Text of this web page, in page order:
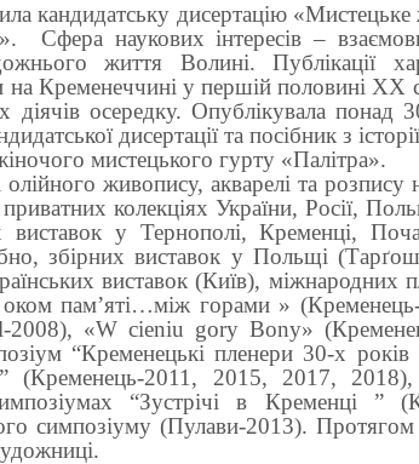
кандидатську дисертацію
Сфера наукових інтересів –
життя Волині. Публікації
на Кременеччині у першій половині ХХ
діячів осередку. Опублікувала понад
дисертації та посібник з
мистецького гурту «Палітра».
живопису, акварелі та розпису
колекціях України, Росії,
виставок у Тернополі, Кременці,
збірних виставок у Польщі
виставок (Київ), міжнародних
пам’яті…між горами »
«W cieniu gory Bony»
“Кременецькі пленери 30-х
(Кременець-2011, 2015, 2017,
“Зустрічі в Кременці ”
симпозіуму (Пулави-2013).